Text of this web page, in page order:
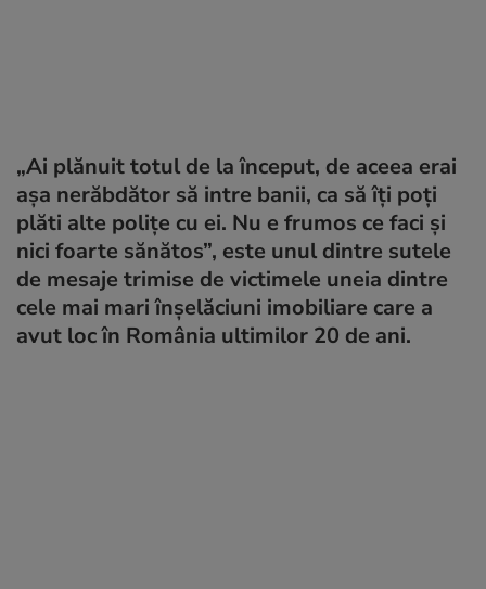
„Ai plănuit totul de la început, de aceea erai
așa nerăbdător să intre banii, ca să îți poți
plăti alte polițe cu ei. Nu e frumos ce faci și
nici foarte sănătos”, este unul dintre sutele
de mesaje trimise de victimele uneia dintre
cele mai mari înșelăciuni imobiliare care a
avut loc în România ultimilor 20 de ani.